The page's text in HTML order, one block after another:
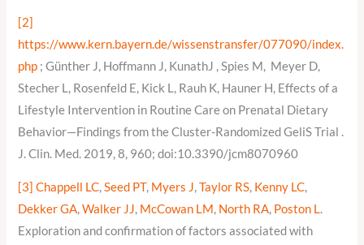
[2]
https://www.kern.bayern.de/wissenstransfer/077090/index.
php ; Günther J, Hoffmann J, KunathJ , Spies M, Meyer D,
Stecher L, Rosenfeld E, Kick L, Rauh K, Hauner H, Effects of a
Lifestyle Intervention in Routine Care on Prenatal Dietary
Behavior—Findings from the Cluster-Randomized GeliS Trial .
J. Clin. Med. 2019, 8, 960; doi:10.3390/jcm8070960
[3] Chappell LC,Seed PT, Myers J,Taylor RS, Kenny LC,
Dekker GA,Walker JJ, McCowan LM, North RA, Poston L.
Exploration and confirmation of factors associated with